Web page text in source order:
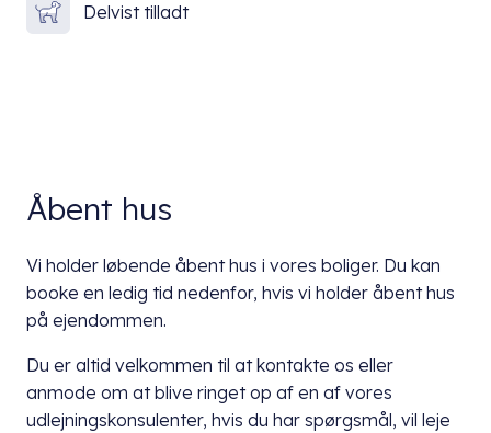
Delvist tilladt
Åbent hus
Vi holder løbende åbent hus i vores boliger. Du kan
booke en ledig tid nedenfor, hvis vi holder åbent hus
på ejendommen.
Du er altid velkommen til at kontakte os eller
anmode om at blive ringet op af en af vores
udlejningskonsulenter, hvis du har spørgsmål, vil leje